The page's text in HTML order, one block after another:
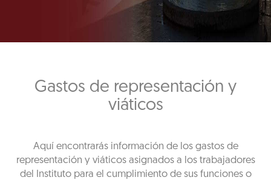
Gastos de representación y
viáticos
Aquí encontrarás información de los gastos de
representación y viáticos asignados a los trabajadores
del Instituto para el cumplimiento de sus funciones o